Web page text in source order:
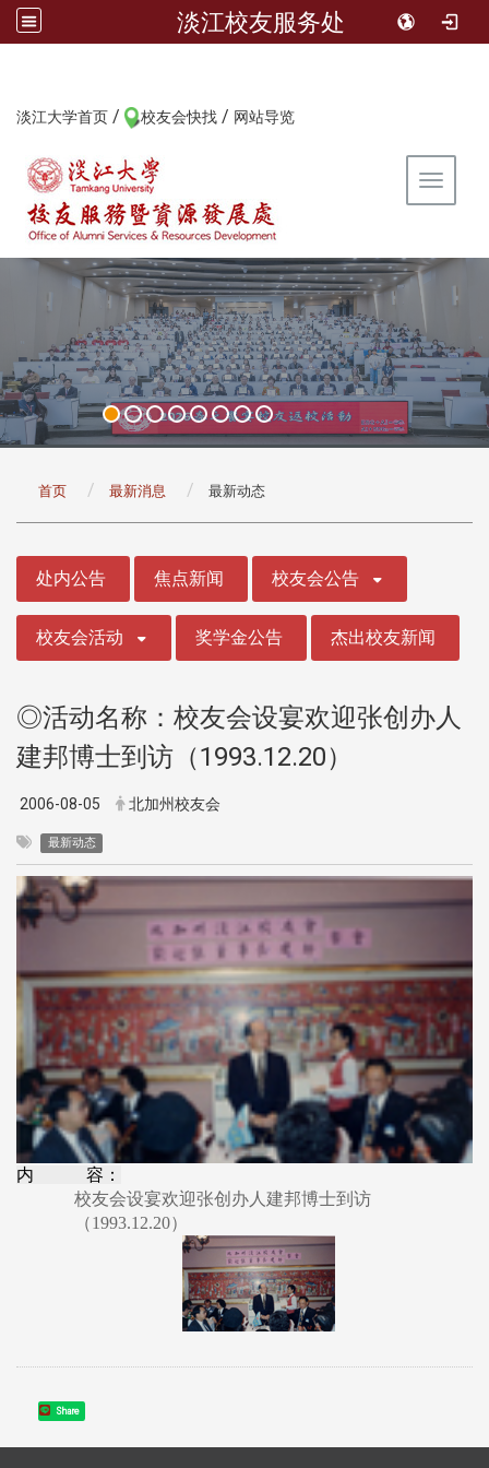
淡江校友服务处
淡江大学首页 / 校友会快找 / 网站导览
Toggle
首页 最新消息 最新动态
处内公告 焦点新闻 校友会公告
校友会活动 奖学金公告 杰出校友新闻
◎活动名称：校友会设宴欢迎张创办人
建邦博士到访（1993.12.20）
2006-08-05 北加州校友会
最新动态
内 容：
校友会设宴欢迎张创办人建邦博士到访
（1993.12.20）
Share